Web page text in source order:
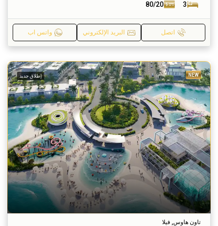
3
80/20
اتصل البريد الإلكتروني واتس اب
NEW إطلاق جديد
تاون هاوس, فيلا